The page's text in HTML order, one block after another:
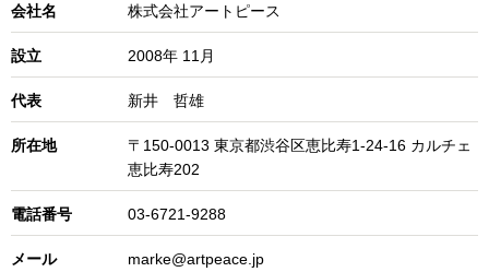
会社名 株式会社アートピース
設立 2008年 11月
代表 新井 哲雄
所在地
〒150-0013 東京都渋谷区恵比寿1-24-16 カルチェ
恵比寿202
電話番号 03-6721-9288
メール
marke@artpeace.jp